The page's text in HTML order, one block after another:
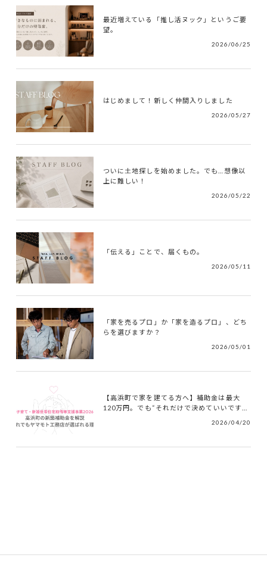
最近増えている「推し活ヌック」というご要
望。
2026/06/25
はじめまして！新しく仲間入りしました
2026/05/27
ついに土地探しを始めました。でも…想像以
上に難しい！
2026/05/22
「伝える」ことで、届くもの。
2026/05/11
「家を売るプロ」か「家を造るプロ」、どち
らを選びますか？
2026/05/01
【高浜町で家を建てる方へ】補助金は最大
120万円。でも“それだけで決めていいです...
2026/04/20